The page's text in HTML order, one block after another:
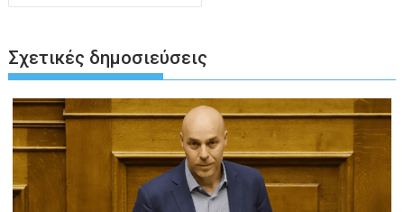
Σχετικές δημοσιεύσεις